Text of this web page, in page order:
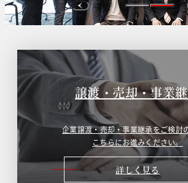
譲渡・売却・事業
企業譲渡・売却・事業継承をご検討
こちらにお進みください。
詳しく見る